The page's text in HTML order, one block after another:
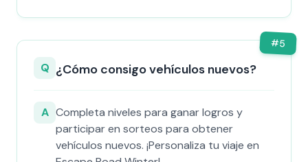
#5
Q ¿Cómo consigo vehículos nuevos?
A Completa niveles para ganar logros y
participar en sorteos para obtener
vehículos nuevos. ¡Personaliza tu viaje en